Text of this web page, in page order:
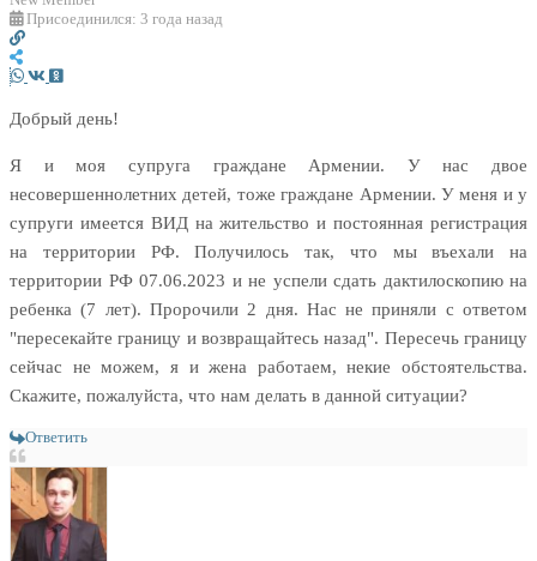
Присоединился: 3 года назад
Добрый день!
Я и моя супруга граждане Армении. У нас двое
несовершеннолетних детей, тоже граждане Армении. У меня и у
супруги имеется ВИД на жительство и постоянная регистрация
на территории РФ. Получилось так, что мы въехали на
территории РФ 07.06.2023 и не успели сдать дактилоскопию на
ребенка (7 лет). Пророчили 2 дня. Нас не приняли с ответом
"пересекайте границу и возвращайтесь назад". Пересечь границу
сейчас не можем, я и жена работаем, некие обстоятельства.
Скажите, пожалуйста, что нам делать в данной ситуации?
Ответить